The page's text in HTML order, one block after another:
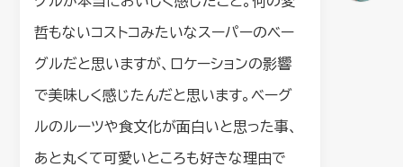
哲もないコストコみたいなスーパーのベー
グルだと思いますが、ロケーションの影響
で美味しく感じたんだと思います。ベーグ
ルのルーツや食文化が面白いと思った事、
あと丸くて可愛いところも好きな理由で